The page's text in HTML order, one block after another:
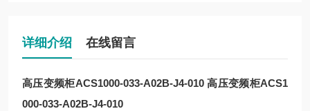
详细介绍 在线留言
高压变频柜ACS1000-033-A02B-J4-010 高压变频柜ACS1
000-033-A02B-J4-010